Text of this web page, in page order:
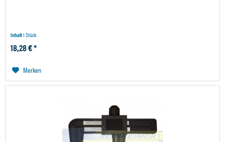
Inhalt1 Stück
18,28 € *
Merken